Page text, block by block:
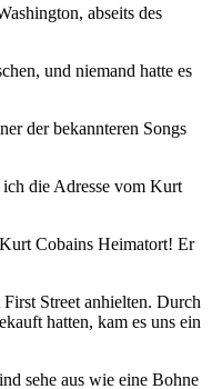
abseits des
und niemand hatte es
der bekannteren Songs
ich die Adresse vom Kurt
Cobains Heimatort! Er
Street anhielten. Durch
hatten, kam es uns ein
sehe aus wie eine Bohne